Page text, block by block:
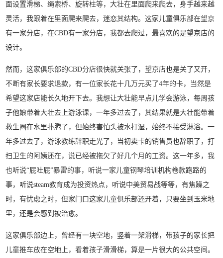
面设置滑梯、绳索桥、旋转柱等，大壮在里面爬来爬去，身手越来越
灵活，我跟着在里面爬来爬去，迷恋其结构。这家儿童俱乐部在望京
有一家分店，在CBD有一家分店，我都去爬过，最喜欢的是望京店的
设计。
然而，这家俱乐部的CBD分店很快就关张了，望京店也是关了又开，
不断有家长要求退款，有一位家长花十几万元买了4年的卡，当然是
希望这家店能长久地开下去。我想让大壮能早点儿学会游泳，每周孩
子他娘带着大壮去上游泳课，一年多过去了，其结果就是大壮能带着
救生圈在水里扑腾了，但始终害怕头被水打湿，始终不接受淋浴。一
年多过去了，游泳教练辞职走光了，当初卖卡的销售员也辞职了，打
扫卫生的阿姨还在，说已经被拖欠了好几个月的工资。这一年多，我
也听说“屁吐屁”暴雷的事，听说一家儿童钢琴培训机构卷款跑路的
事，听说steam教育成为投资热点，听说中美贸易战等等，有焦躁之
时，有忧虑之时，但家门口这家儿童俱乐部还开着，只要坐到玉米地
里，还是会感到被治愈。
这家俱乐部边上，曾经有一块空地，竖着一架滑梯，带孩子的家长把
儿童推车放在空地上，看着孩子滑滑梯，算是一片很大的公共空间。